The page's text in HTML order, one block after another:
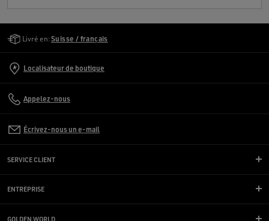
Livré en: Suisse / français
Localisateur de boutique
Appelez-nous
Écrivez-nous un e-mail
SERVICE CLIENT
ENTREPRISE
GOLDEN WORLD